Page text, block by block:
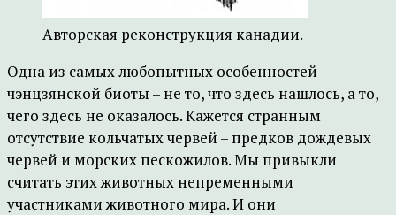
Авторская реконструкция канадии.
Одна из самых любопытных особенностей
чэнцзянской биоты – не то, что здесь нашлось, а то,
чего здесь не оказалось. Кажется странным
отсутствие кольчатых червей – предков дождевых
червей и морских пескожилов. Мы привыкли
считать этих животных непременными
участниками животного мира. И они